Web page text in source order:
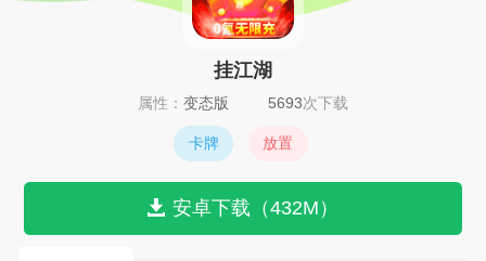
挂江湖
属性： 变态版 5693次下载
卡牌 放置
安卓下载（432M）